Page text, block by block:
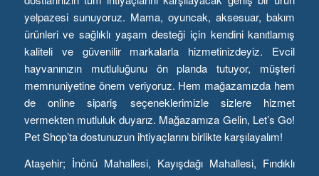
yelpazesi sunuyoruz. Mama, oyuncak, aksesuar, bakım
ürünleri ve sağlıklı yaşam desteği için kendini kanıtlamış
kaliteli ve güvenilir markalarla hizmetinizdeyiz. Evcil
hayvanınızın mutluluğunu ön planda tutuyor, müşteri
memnuniyetine önem veriyoruz. Hem mağazamızda hem
de online sipariş seçeneklerimizle sizlere hizmet
vermekten mutluluk duyarız. Mağazamıza Gelin, Let’s Go!
Pet Shop’ta dostunuzun ihtiyaçlarını birlikte karşılayalım!
Ataşehir; İnönü Mahallesi, Kayışdağı Mahallesi, Fındıklı